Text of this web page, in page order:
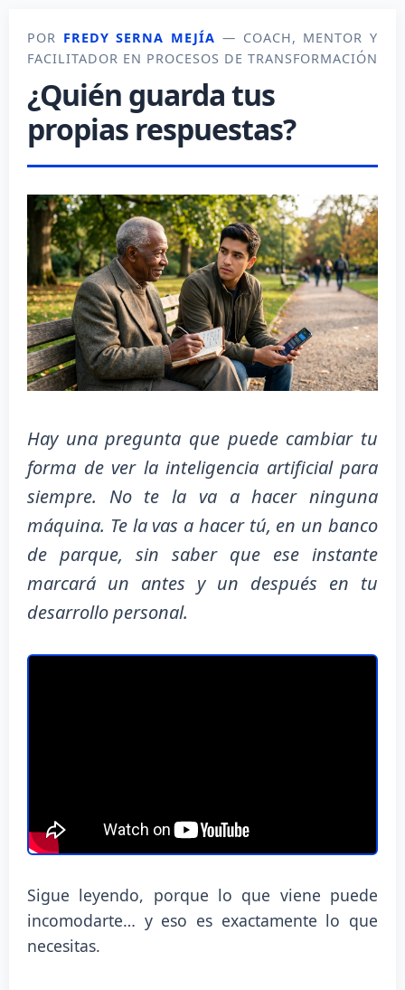
POR FREDY SERNA MEJÍA — COACH, MENTOR Y
FACILITADOR EN PROCESOS DE TRANSFORMACIÓN
¿Quién guarda tus
propias respuestas?
Hay una pregunta que puede cambiar tu
forma de ver la inteligencia artificial para
siempre. No te la va a hacer ninguna
máquina. Te la vas a hacer tú, en un banco
de parque, sin saber que ese instante
marcará un antes y un después en tu
desarrollo personal.
Sigue leyendo, porque lo que viene puede
incomodarte… y eso es exactamente lo que
necesitas.